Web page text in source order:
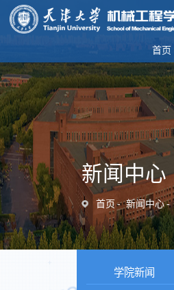
首页
新闻中心
首页 新闻中心
学院新闻